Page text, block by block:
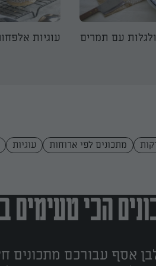
עם תמרים עוגיות
מתכונים לפי ארוחות עוגיות
הכי טעימים
אסף עבורכם מתכונים